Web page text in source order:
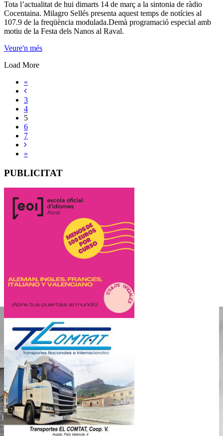
Tota l’actualitat de hui dimarts 14 de març a la sintonia de ràdio
Cocentaina. Milagro Sellés presenta aquest temps de notícies al
107.9 de la freqüència modulada.Demà programació especial amb
motiu de la Festa dels Nanos al Raval.
Veure'n més
Load More
«
3
4
5
6
7
»
PUBLICITAT